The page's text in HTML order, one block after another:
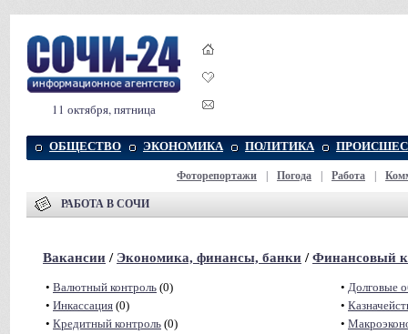
11 октября, пятница
ОБЩЕСТВО ЭКОНОМИКА ПОЛИТИКА
Фоторепортажи Погода Работа
РАБОТА В СОЧИ
Вакансии / Экономика, финансы, банки /Финансовый
• Валютный контроль (0) • Долговые
• Инкассация (0) •
• Кредитный контроль (0) •